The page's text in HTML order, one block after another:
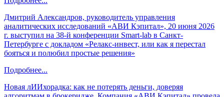
Дмитрий Александров, руководитель управления
аналитических исследований «АВИ Кэпитал», 20 июня 2026
г. выступил на 38-й конференции Smart-lab в Санкт-
Петербурге с докладом «Релакс-инвест, или как я перестал
бояться и полюбил простые решения»
Подробнее...
Новая лИИхорадка: как не потерять деньги, доверяя